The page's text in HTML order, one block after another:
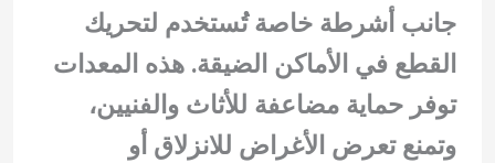
جانب أشرطة خاصة تُستخدم لتحريك
القطع في الأماكن الضيقة. هذه المعدات
توفر حماية مضاعفة للأثاث والفنيين،
وتمنع تعرض الأغراض للانزلاق أو